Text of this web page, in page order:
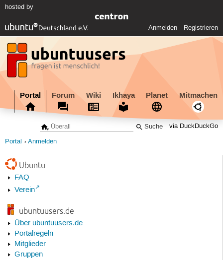
hosted by
Anmelden Registrieren
Portal Forum Wiki Ikhaya Planet Mitmachen
via DuckDuckGo
Portal Anmelden
Ubuntu
FAQ
Verein
ubuntuusers.de
Über ubuntuusers.de
Portalregeln
Mitglieder
Gruppen